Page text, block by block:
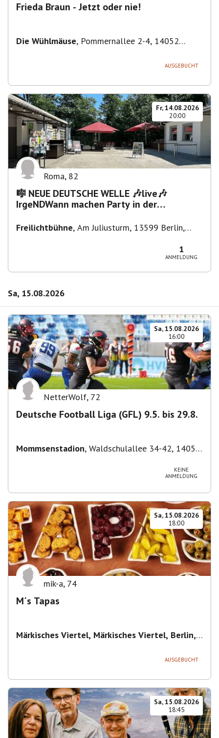
Frieda Braun - Jetzt oder nie!
Die Wühlmäuse, Pommernallee 2-4, 14052
AUSGEBUCHT
Fr, 14.08.2026
20:00
Roma, 82
🎼 NEUE DEUTSCHE WELLE 🎶live🎶
IrgeNDWann machen Party in der
Freilichtbühne, Am Juliusturm, 13599 Berlin,
1
ANMELDUNG
Sa, 15.08.2026
Sa, 15.08.2026
16:00
NetterWolf, 72
Deutsche Football Liga (GFL) 9.5. bis 29.8.
Mommsenstadion, Waldschulallee 34-42, 14055
KEINE
ANMELDUNG
Sa, 15.08.2026
18:00
mik-a, 74
M´s Tapas
Märkisches Viertel, Märkisches Viertel, Berlin,
AUSGEBUCHT
Sa, 15.08.2026
18:45